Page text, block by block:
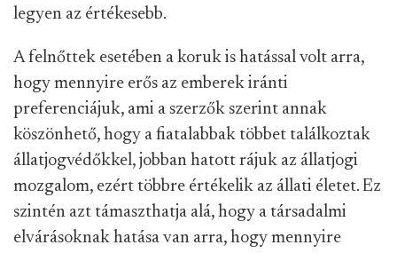
legyen az értékesebb.
A felnőttek esetében a koruk is hatással volt arra,
hogy mennyire erős az emberek iránti
preferenciájuk, ami a szerzők szerint annak
köszönhető, hogy a fiatalabbak többet találkoztak
állatjogvédőkkel, jobban hatott rájuk az állatjogi
mozgalom, ezért többre értékelik az állati életet. Ez
szintén azt támaszthatja alá, hogy a társadalmi
elvárásoknak hatása van arra, hogy mennyire